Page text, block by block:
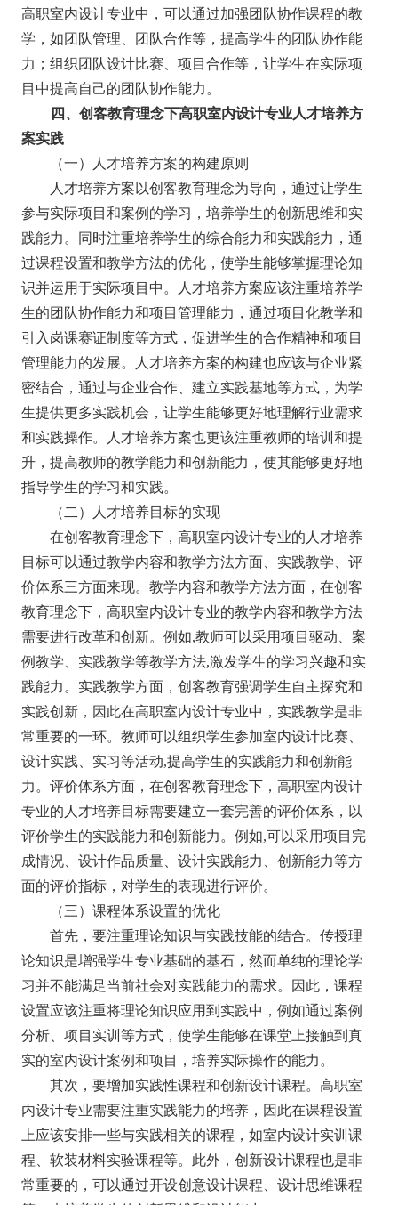
高职室内设计专业中，可以通过加强团队协作课程的教
学，如团队管理、团队合作等，提高学生的团队协作能
力 ；组织团队设计比赛、项目合作等，让学生在实际项
目中提高自己的团队协作能力。
四、创客教育理念下高职室内设计专业人才培养方
案实践
（一）人才培养方案的构建原则
人才培养方案以创客教育理念为导向，通过让学生
参与实际项目和案例的学习，培养学生的创新思维和实
践能力。同时注重培养学生的综合能力和实践能力，通
过课程设置和教学方法的优化，使学生能够掌握理论知
识并运用于实际项目中。人才培养方案应该注重培养学
生的团队协作能力和项目管理能力，通过项目化教学和
引入岗课赛证制度等方式，促进学生的合作精神和项目
管理能力的发展。人才培养方案的构建也应该与企业紧
密结合，通过与企业合作、建立实践基地等方式，为学
生提供更多实践机会，让学生能够更好地理解行业需求
和实践操作。人才培养方案也更该注重教师的培训和提
升，提高教师的教学能力和创新能力，使其能够更好地
指导学生的学习和实践。
（二）人才培养目标的实现
在创客教育理念下 ，高职室内设计专业的人才培养
目标可以通过教学内容和教学方法方面、实践教学、评
价体系三方面来现。教学内容和教学方法方面，在创客
教育理念下 ，高职室内设计专业的教学内容和教学方法
需要进行改革和创新。例如,教师可以采用项目驱动、案
例教学、实践教学等教学方法,激发学生的学习兴趣和实
践能力。实践教学方面，创客教育强调学生自主探究和
实践创新 ， 因此在高职室内设计专业中 ， 实践教学是非
常重要的一环。教师可以组织学生参加室内设计比赛、
设计实践、实习等活动,提高学生的实践能力和创新能
力。评价体系方面，在创客教育理念下 ，高职室内设计
专业的人才培养目标需要建立一套完善的评价体系 ， 以
评价学生的实践能力和创新能力。例如,可以采用项目完
成情况、设计作品质量、设计实践能力、创新能力等方
面的评价指标 ， 对学生的表现进行评价。
（三）课程体系设置的优化
首先，要注重理论知识与实践技能的结合。传授理
论知识是增强学生专业基础的基石 ，然而单纯的理论学
习并不能满足当前社会对实践能力的需求。因此，课程
设置应该注重将理论知识应用到实践中，例如通过案例
分析、项目实训等方式，使学生能够在课堂上接触到真
实的室内设计案例和项目，培养实际操作的能力。
其次，要增加实践性课程和创新设计课程。高职室
内设计专业需要注重实践能力的培养，因此在课程设置
上应该安排一些与实践相关的课程，如室内设计实训课
程、软装材料实验课程等。此外，创新设计课程也是非
常重要的，可以通过开设创意设计课程、设计思维课程